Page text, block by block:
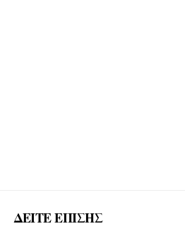
ΔΕΙΤΕ ΕΠΙΣΗΣ